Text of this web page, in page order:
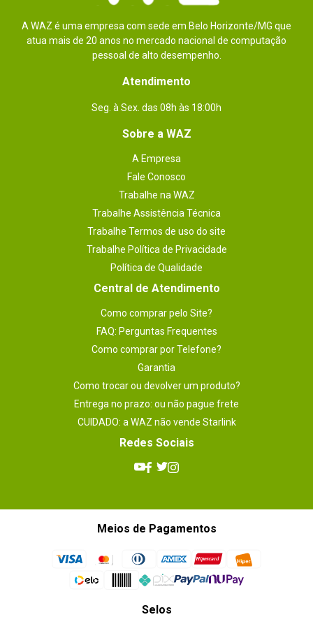
A WAZ é uma empresa com sede em Belo Horizonte/MG que
atua mais de 20 anos no mercado nacional de computação
pessoal de alto desempenho.
Atendimento
Seg. à Sex. das 08h às 18:00h
Sobre a WAZ
A Empresa
Fale Conosco
Trabalhe na WAZ
Trabalhe Assistência Técnica
Trabalhe Termos de uso do site
Trabalhe Política de Privacidade
Política de Qualidade
Central de Atendimento
Como comprar pelo Site?
FAQ: Perguntas Frequentes
Como comprar por Telefone?
Garantia
Como trocar ou devolver um produto?
Entrega no prazo: ou não pague frete
CUIDADO: a WAZ não vende Starlink
Redes Sociais
Meios de Pagamentos
Selos